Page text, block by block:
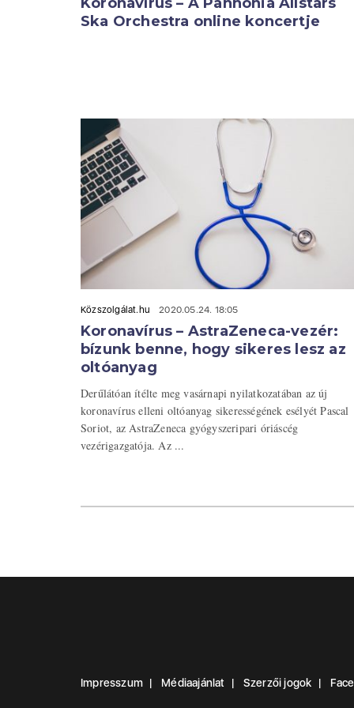
Ska Orchestra online koncertje
Közszolgálat.hu 2020.05.24. 18:05
Koronavírus – AstraZeneca-vezér:
bízunk benne, hogy sikeres lesz az
oltóanyag
Derűlátóan ítélte meg vasárnapi nyilatkozatában az új
koronavírus elleni oltóanyag sikerességének esélyét Pascal
Soriot, az AstraZeneca gyógyszeripari óriáscég
vezérigazgatója. Az ...
Impresszum Médiaajánlat Szerzői jogok